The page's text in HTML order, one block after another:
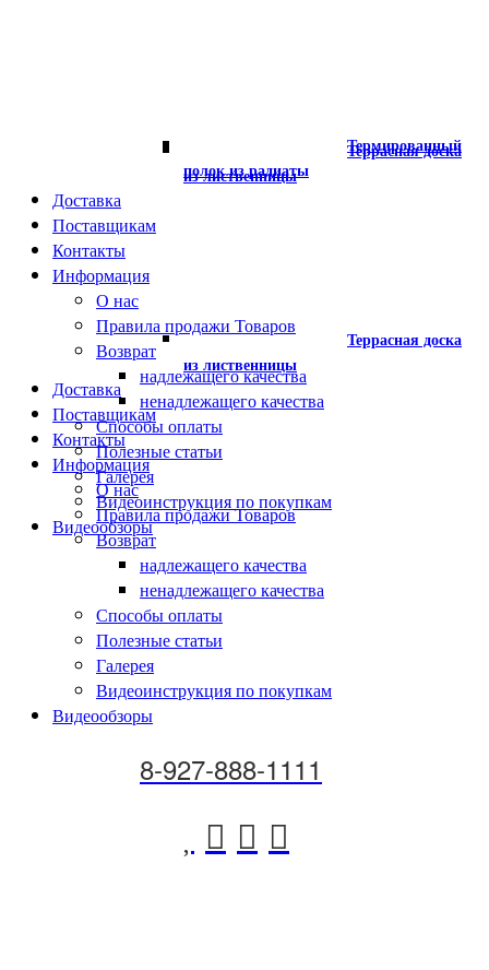
Термированный
полок из радиаты
Террасная доска
из лиственницы
Доставка
Поставщикам
Контакты
Информация
О нас
Правила продажи Товаров
Возврат
надлежащего качества
ненадлежащего качества
Способы оплаты
Полезные статьи
Галерея
Видеоинструкция по покупкам
Видеообзоры
8-927-888-1111
  
Террасная доска
из лиственницы
Доставка
Поставщикам
Контакты
Информация
О нас
Правила продажи Товаров
Возврат
надлежащего качества
ненадлежащего качества
Способы оплаты
Полезные статьи
Галерея
Видеоинструкция по покупкам
Видеообзоры